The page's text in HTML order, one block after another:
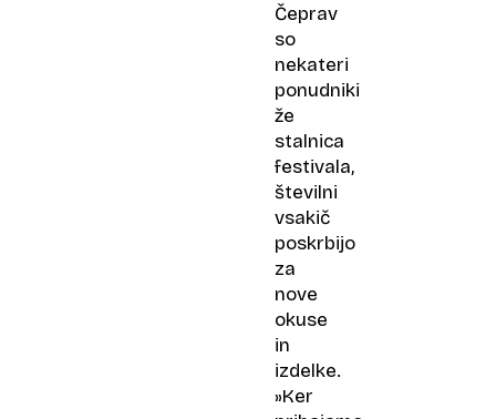
Čeprav
so
nekateri
ponudniki
že
stalnica
festivala,
številni
vsakič
poskrbijo
za
nove
okuse
in
izdelke.
»Ker